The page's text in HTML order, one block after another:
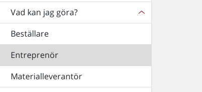
Vad kan jag göra?
Beställare
Entreprenör
Materialleverantör